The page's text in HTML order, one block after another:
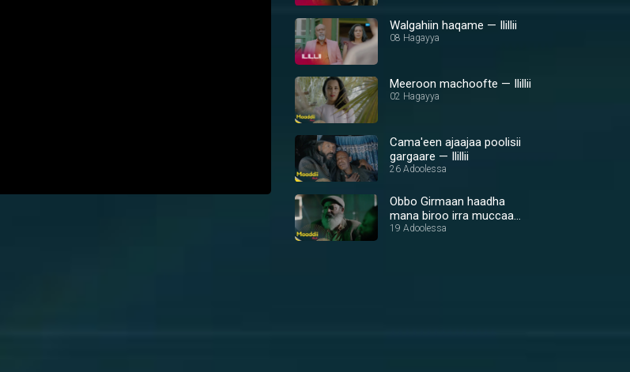
Walgahiin haqame — Ilillii
08 Hagayya
Meeroon machoofte — Ilillii
02 Hagayya
Cama'een ajaajaa poolisii
gargaare — Ilillii
26 Adoolessa
Obbo Girmaan haadha
mana biroo irra muccaa
qaba — Ilillii
19 Adoolessa